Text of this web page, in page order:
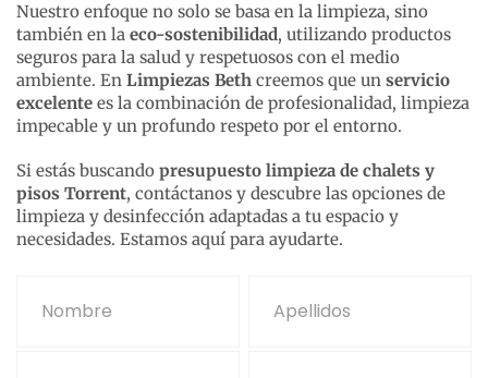
Nuestro enfoque no solo se basa en la limpieza, sino
también en la eco-sostenibilidad, utilizando productos
seguros para la salud y respetuosos con el medio
ambiente. En Limpiezas Beth creemos que un servicio
excelente es la combinación de profesionalidad, limpieza
impecable y un profundo respeto por el entorno.
Si estás buscando presupuesto limpieza de chalets y
pisos Torrent, contáctanos y descubre las opciones de
limpieza y desinfección adaptadas a tu espacio y
necesidades. Estamos aquí para ayudarte.